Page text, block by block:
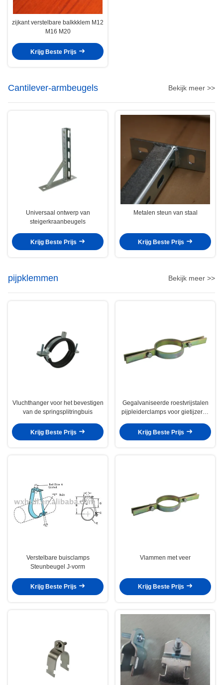
zijkant verstelbare balkkklem M12
M16 M20
Krijg Beste Prijs
Cantilever-armbeugels Bekijk meer >>
Universaal ontwerp van
steigerkraanbeugels
Krijg Beste Prijs
Metalen steun van staal
Krijg Beste Prijs
pijpklemmen Bekijk meer >>
Vluchthanger voor het bevestigen
van de springsplitringbuis
Krijg Beste Prijs
Gegalvaniseerde roestvrijstalen
pijpleiderclamps voor gietijzeren
Krijg Beste Prijs
Verstelbare buisclamps
Steunbeugel J-vorm
Krijg Beste Prijs
Vlammen met veer
Krijg Beste Prijs